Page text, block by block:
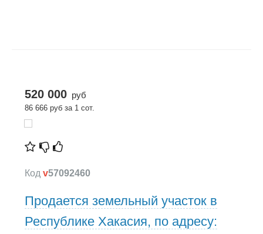
520 000 руб
86 666 руб за 1 сот.
Код v57092460
Продается земельный участок в
Республике Хакасия, по адресу: